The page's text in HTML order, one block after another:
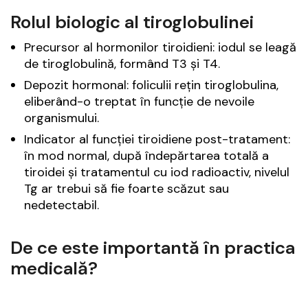
Rolul biologic al tiroglobulinei
Precursor al hormonilor tiroidieni: iodul se leagă
de tiroglobulină, formând T3 și T4.
Depozit hormonal: foliculii rețin tiroglobulina,
eliberând-o treptat în funcție de nevoile
organismului.
Indicator al funcției tiroidiene post-tratament:
în mod normal, după îndepărtarea totală a
tiroidei și tratamentul cu iod radioactiv, nivelul
Tg ar trebui să fie foarte scăzut sau
nedetectabil.
De ce este importantă în practica
medicală?